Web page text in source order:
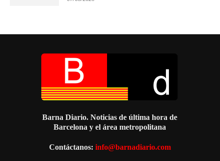
Barna Diario. Noticias de última hora de
Barcelona y el área metropolitana
Contáctanos: info@barnadiario.com